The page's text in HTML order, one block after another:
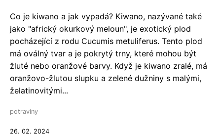
Co je kiwano a jak vypadá? Kiwano, nazývané také
jako "africký okurkový meloun", je exotický plod
pocházející z rodu Cucumis metuliferus. Tento plod
má oválný tvar a je pokrytý trny, které mohou být
žluté nebo oranžové barvy. Když je kiwano zralé, má
oranžovo-žlutou slupku a zelené dužniny s malými,
želatinovitými...
potraviny
26. 02. 2024